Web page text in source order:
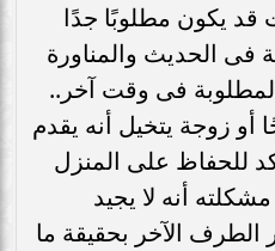
قد يكون مطلوبًا جدًا
فى الحديث والمناورة
فى وقت آخر..
أو زوجة يتخيل أنه يقدم
للحفاظ على المنزل
أنه لا يجيد
الطرف الآخر بحقيقة ما